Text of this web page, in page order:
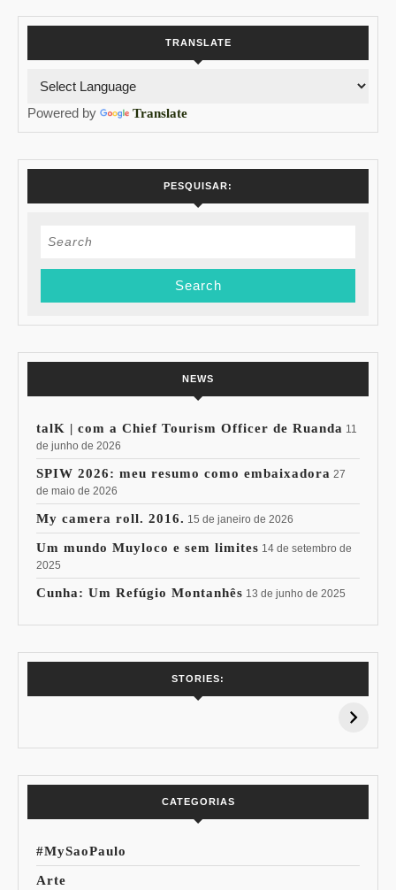
TRANSLATE
Powered by Translate
PESQUISAR:
Search
NEWS
talK | com a Chief Tourism Officer de Ruanda 11
de junho de 2026
SPIW 2026: meu resumo como embaixadora 27
de maio de 2026
My camera roll. 2016. 15 de janeiro de 2026
Um mundo Muyloco e sem limites 14 de setembro de
2025
Cunha: Um Refúgio Montanhês 13 de junho de 2025
STORIES:
15% de
Pessoal: Os
CATEGORIAS
#MySaoPaulo
Arte